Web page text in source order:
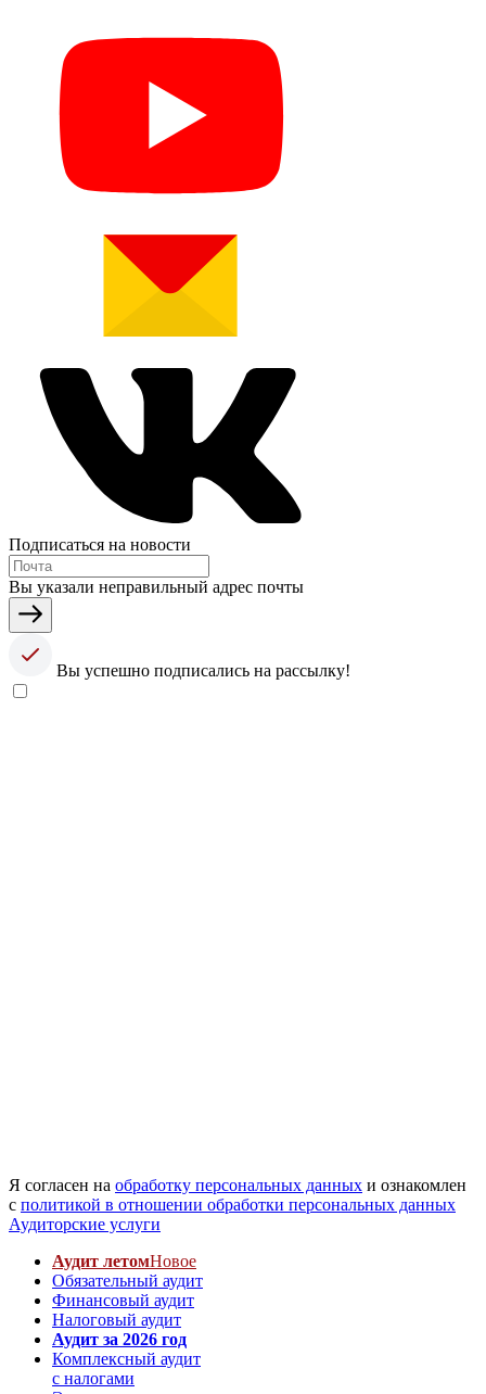
Подписаться на новости
Вы указали неправильный адрес почты
Вы успешно подписались на рассылку!
Я согласен на обработку персональных данных и ознакомлен
с политикой в отношении обработки персональных данных
Аудиторские услуги
Аудит летомНовое
Обязательный аудит
Финансовый аудит
Налоговый аудит
Аудит за 2026 год
Комплексный аудит
с налогами